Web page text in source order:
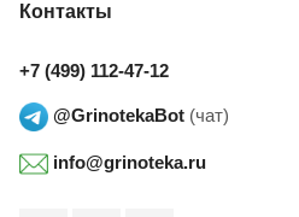
Контакты
+7 (499) 112-47-12
@GrinotekaBot (чат)
info@grinoteka.ru